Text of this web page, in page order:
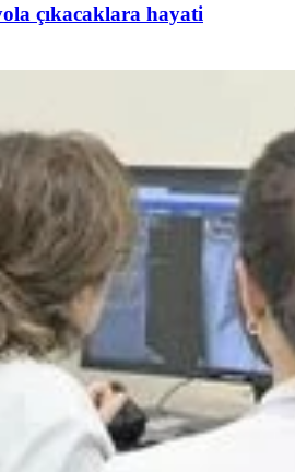
çıkacaklara hayati